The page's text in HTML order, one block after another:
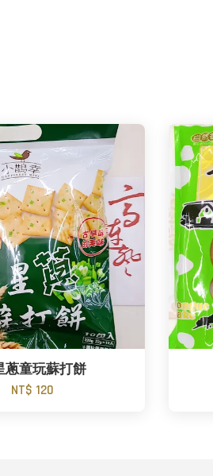
蔥童玩蘇打餅
NT$ 120